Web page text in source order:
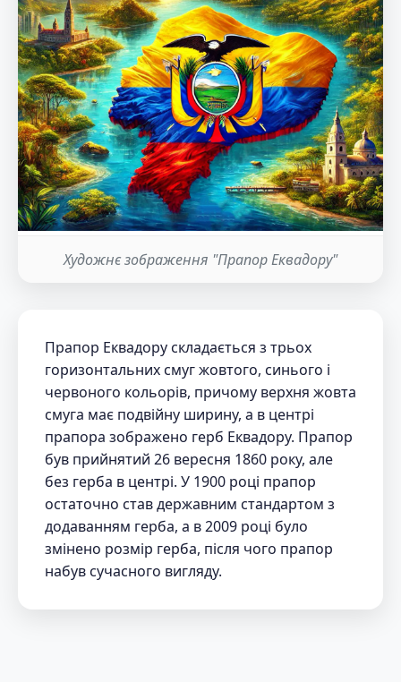
Художнє зображення "Прапор Еквадору"
Прапор Еквадору складається з трьох
горизонтальних смуг жовтого, синього і
червоного кольорів, причому верхня жовта
смуга має подвійну ширину, а в центрі
прапора зображено герб Еквадору. Прапор
був прийнятий 26 вересня 1860 року, але
без герба в центрі. У 1900 році прапор
остаточно став державним стандартом з
додаванням герба, а в 2009 році було
змінено розмір герба, після чого прапор
набув сучасного вигляду.